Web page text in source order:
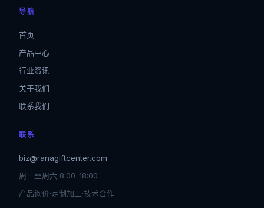
导航
首页
产品中心
行业资讯
关于我们
联系我们
联系
biz@ranagiftcenter.com
周一至周六 8:00-18:00
产品询价·定制加工·技术合作